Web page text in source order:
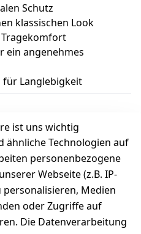
Schutz
klassischen Look
ein angenehmes
Langlebigkeit
Bewertung
0
Bewertung(en)
ist uns wichtig
ähnliche Technologien auf
personenbezogene
Webseite (z.B. IP-
personalisieren, Medien
oder Zugriffe auf
Die Datenverarbeitung